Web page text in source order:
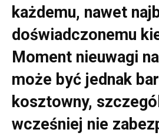
każdemu, nawet
doświadczonemu
Moment nieuwagi
może być jednak
kosztowny,
wcześniej nie